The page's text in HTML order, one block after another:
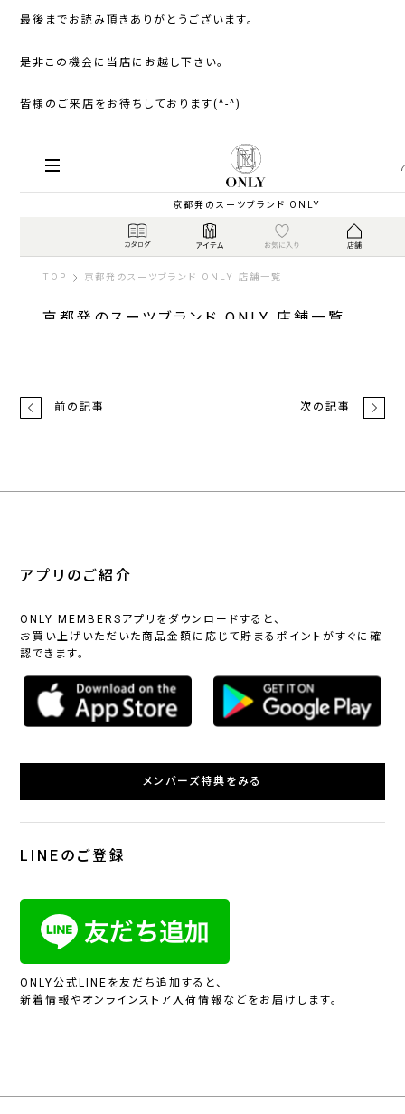
最後までお読み頂きありがとうございます。
是非この機会に当店にお越し下さい。
皆様のご来店をお待ちしております(^-^)
前の記事 次の記事
アプリのご紹介
ONLY MEMBERSアプリをダウンロードすると、
お買い上げいただいた商品金額に応じて貯まるポイントがすぐに確
認できます。
メンバーズ特典をみる
LINEのご登録
ONLY公式LINEを友だち追加すると、
新着情報やオンラインストア入荷情報などをお届けします。